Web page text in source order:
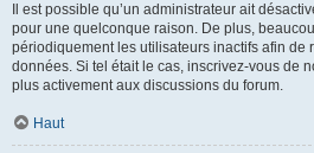
Il est possible qu’un administrateur ait
pour une quelconque raison. De plus,
périodiquement les utilisateurs inactifs afin de
données. Si tel était le cas, inscrivez-vous de
plus activement aux discussions du forum.
Haut